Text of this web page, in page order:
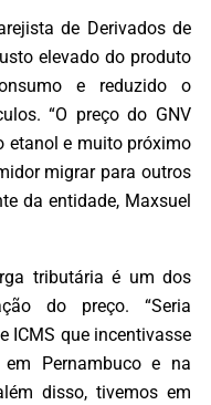
de Derivados de
elevado do produto
e reduzido o
“O preço do GNV
etanol e muito próximo
migrar para outros
da entidade, Maxsuel
tributária é um dos
do preço. “Seria
ICMS que incentivasse
Pernambuco e na
disso, tivemos em